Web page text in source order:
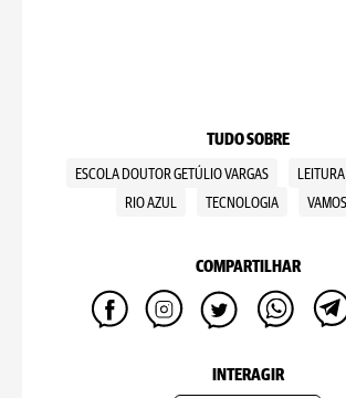
TUDO SOBRE
ESCOLA DOUTOR GETÚLIO VARGAS LEITURA
RIO AZUL
TECNOLOGIA
COMPARTILHAR
INTERAGIR